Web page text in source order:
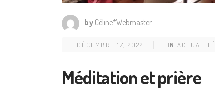
by Céline*Webmaster
DÉCEMBRE 17, 2022 IN ACTUALITÉ
Méditation et prière